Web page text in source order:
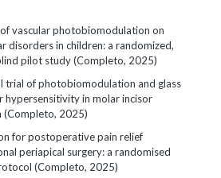
vascular photobiomodulation on
disorders in children: a randomized,
pilot study (Completo, 2025)
trial of photobiomodulation and glass
hypersensitivity in molar incisor
(Completo, 2025)
for postoperative pain relief
periapical surgery: a randomised
(Completo, 2025)